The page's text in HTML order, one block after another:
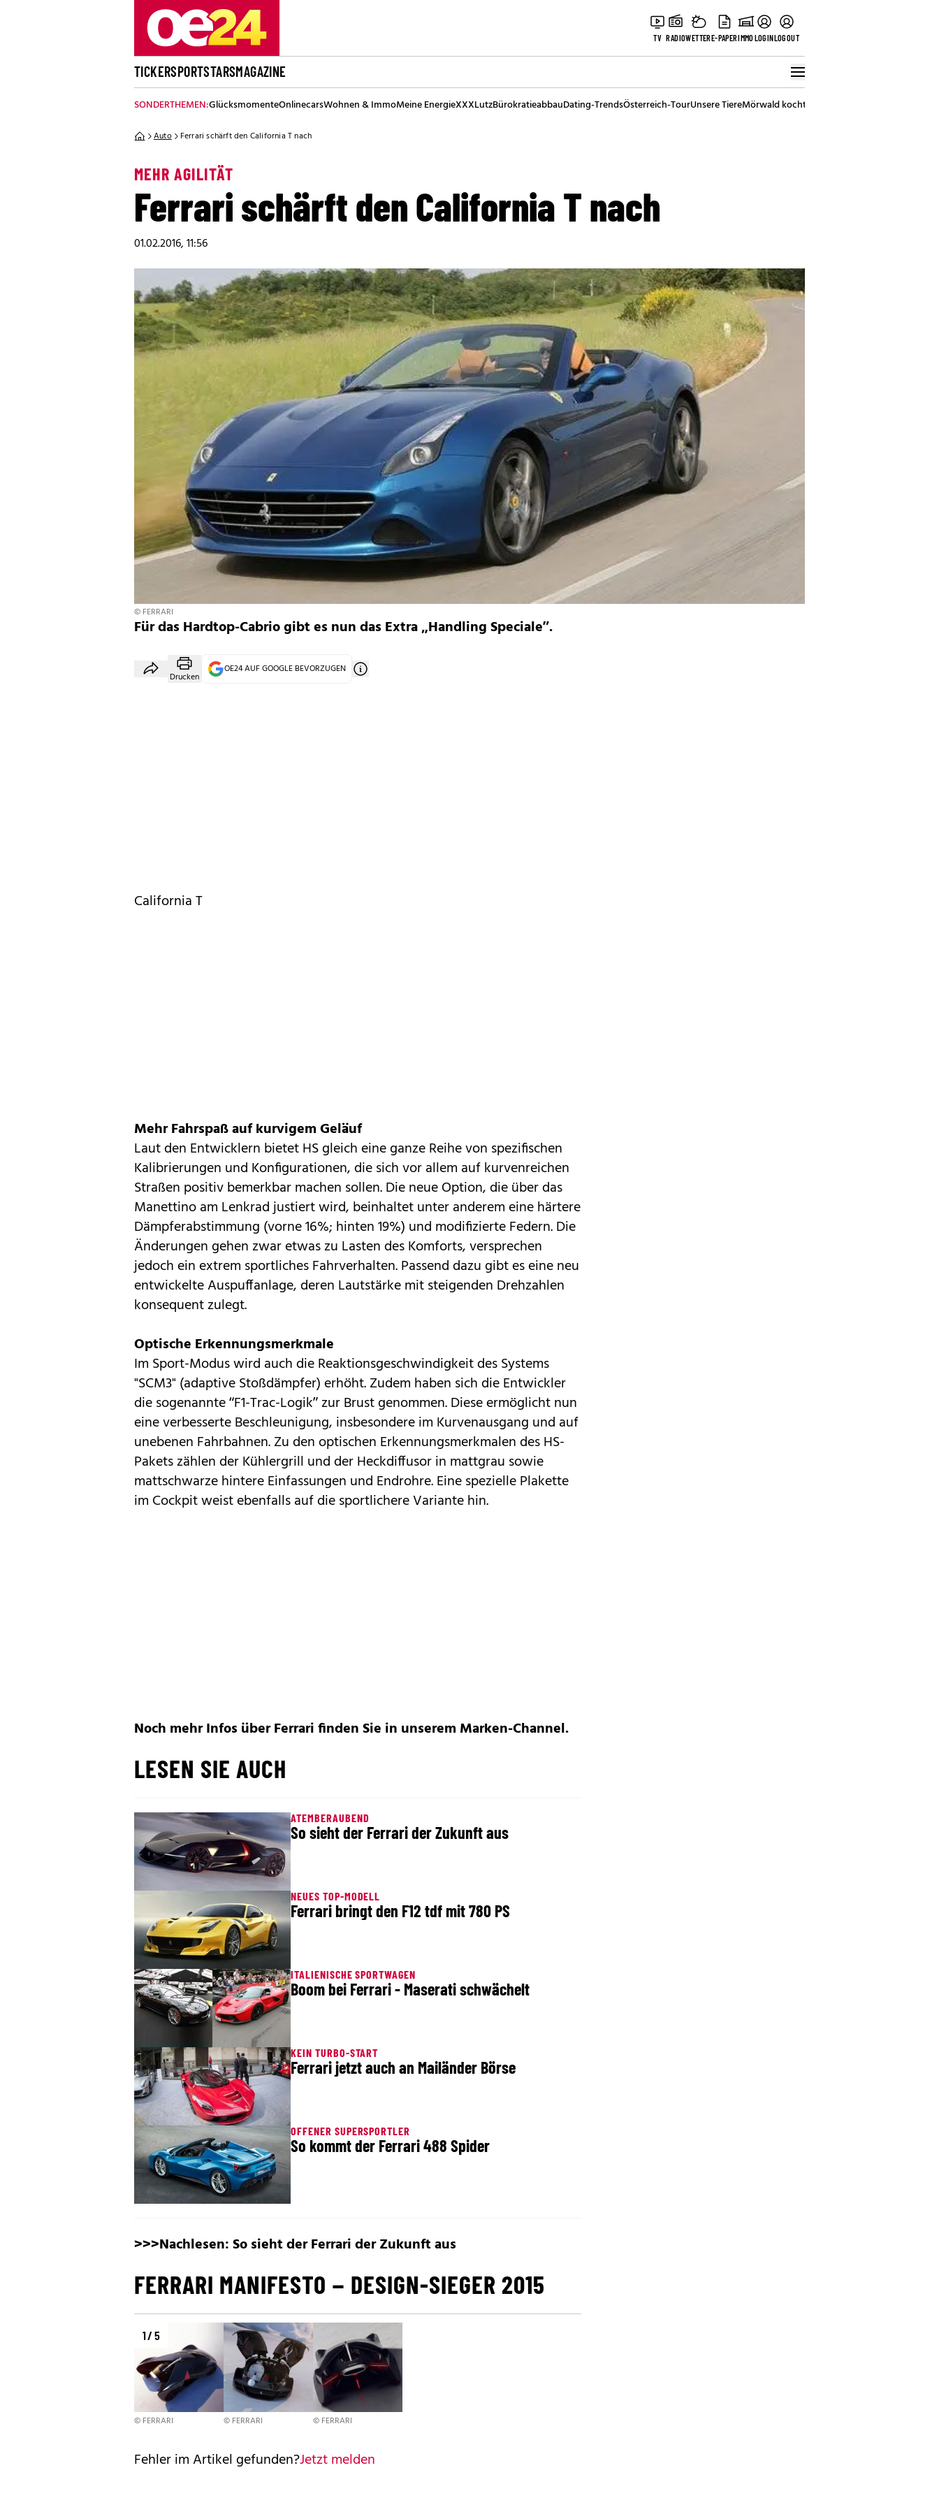
TV RADIOWETTERE-PAPERIMMOLOGINLOGOUT
TICKERSPORTSTARSMAGAZINE
SONDERTHEMEN:GlücksmomenteOnlinecarsWohnen & ImmoMeine EnergieXXXLutzBürokratieabbauDating-TrendsÖsterreich-TourUnsere TiereMörwald kocht
Auto Ferrari schärft den California T nach
MEHR AGILITÄT
Ferrari schärft den California T nach
01.02.2016, 11:56
© FERRARI
Für das Hardtop-Cabrio gibt es nun das Extra „Handling Speciale”.
Drucken
OE24 AUF GOOGLE BEVORZUGEN
California T
Mehr Fahrspaß auf kurvigem Geläuf
Laut den Entwicklern bietet HS gleich eine ganze Reihe von spezifischen
Kalibrierungen und Konfigurationen, die sich vor allem auf kurvenreichen
Straßen positiv bemerkbar machen sollen. Die neue Option, die über das
Manettino am Lenkrad justiert wird, beinhaltet unter anderem eine härtere
Dämpferabstimmung (vorne 16%; hinten 19%) und modifizierte Federn. Die
Änderungen gehen zwar etwas zu Lasten des Komforts, versprechen
jedoch ein extrem sportliches Fahrverhalten. Passend dazu gibt es eine neu
entwickelte Auspuffanlage, deren Lautstärke mit steigenden Drehzahlen
konsequent zulegt.
Optische Erkennungsmerkmale
Im Sport-Modus wird auch die Reaktionsgeschwindigkeit des Systems
"SCM3" (adaptive Stoßdämpfer) erhöht. Zudem haben sich die Entwickler
die sogenannte “F1-Trac-Logik” zur Brust genommen. Diese ermöglicht nun
eine verbesserte Beschleunigung, insbesondere im Kurvenausgang und auf
unebenen Fahrbahnen. Zu den optischen Erkennungsmerkmalen des HS-
Pakets zählen der Kühlergrill und der Heckdiffusor in mattgrau sowie
mattschwarze hintere Einfassungen und Endrohre. Eine spezielle Plakette
im Cockpit weist ebenfalls auf die sportlichere Variante hin.
Noch mehr Infos über Ferrari finden Sie in unserem Marken-Channel.
LESEN SIE AUCH
ATEMBERAUBEND
So sieht der Ferrari der Zukunft aus
NEUES TOP-MODELL
Ferrari bringt den F12 tdf mit 780 PS
ITALIENISCHE SPORTWAGEN
Boom bei Ferrari - Maserati schwächelt
KEIN TURBO-START
Ferrari jetzt auch an Mailänder Börse
OFFENER SUPERSPORTLER
So kommt der Ferrari 488 Spider
>>>Nachlesen:So sieht der Ferrari der Zukunft aus
FERRARI MANIFESTO – DESIGN-SIEGER 2015
1 / 5
© FERRARI © FERRARI © FERRARI
Fehler im Artikel gefunden?Jetzt melden